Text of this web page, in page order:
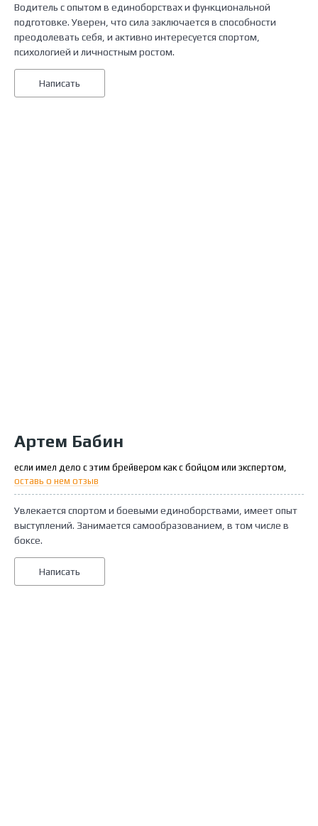
Водитель с опытом в единоборствах и функциональной
подготовке. Уверен, что сила заключается в способности
преодолевать себя, и активно интересуется спортом,
психологией и личностным ростом.
Написать
Артем Бабин
если имел дело с этим брейвером как с бойцом или экспертом,
оставь о нем отзыв
Увлекается спортом и боевыми единоборствами, имеет опыт
выступлений. Занимается самообразованием, в том числе в
боксе.
Написать